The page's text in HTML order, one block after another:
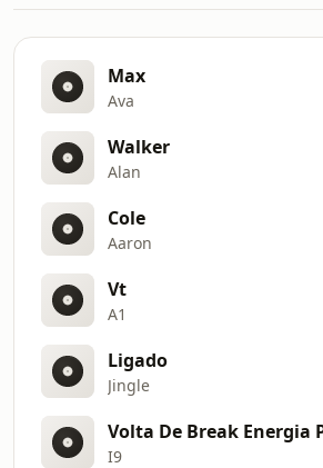
Max
Ava
Walker
Alan
Cole
Aaron
Vt
A1
Ligado
Jingle
I9